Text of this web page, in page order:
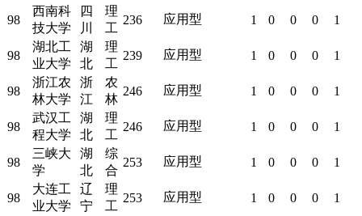
98
西南科
技大学
四
川
理
工
236 应用型 1 0 0 0 1
98
湖北工
业大学
湖
北
理
工
239 应用型 1 0 0 0 1
98
浙江农
林大学
浙
江
农
林
246 应用型 1 0 0 0 1
98
武汉工
程大学
湖
北
理
工
246 应用型 1 0 0 0 1
98
三峡大
学
湖
北
综
合
253 应用型 1 0 0 0 1
98
大连工
业大学
辽
宁
理
工
253 应用型 1 0 0 0 1